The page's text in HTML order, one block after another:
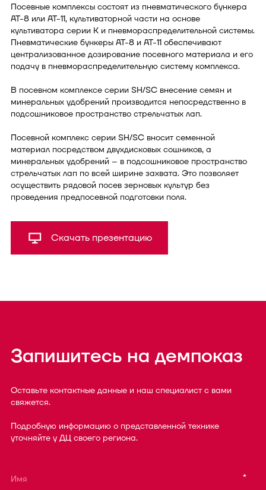
Посевные комплексы состоят из пневматического бункера
АТ-8 или АТ-11, культиваторной части на основе
культиватора серии К и пневмораспределительной системы.
Пневматические бункеры АТ-8 и АТ-11 обеспечивают
централизованное дозирование посевного материала и его
подачу в пневмораспределительную систему комплекса.
В посевном комплексе серии SH/SC внесение семян и
минеральных удобрений производится непосредственно в
подсошниковое пространство стрельчатых лап.
Посевной комплекс серии SH/SC вносит семенной
материал посредством двухдисковых сошников, а
минеральных удобрений – в подсошниковое пространство
стрельчатых лап по всей ширине захвата. Это позволяет
осуществить рядовой посев зерновых культур без
проведения предпосевной подготовки поля.
Скачать презентацию
Запишитесь на демпоказ
Оставьте контактные данные и наш специалист с вами
свяжется.
Подробную информацию о представленной технике
уточняйте у ДЦ своего региона.
*